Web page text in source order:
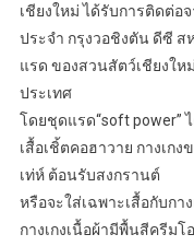
เชียงใหม่ ได้รับการติดต่อ
ประจำ กรุงวอชิงตัน ดีซี ส
แรด ของสวนสัตว์เชียงให
ประเทศ
โดยชุดแรด“soft power”
เสื้อเชิ้ตคอฮาวาย กางเก
เท่ห์ ต้อนรับสงกรานต์
หรือจะใส่เฉพาะเสื้อกับกา
กางเกงเนื้อผ้ามีพื้นสีครีม